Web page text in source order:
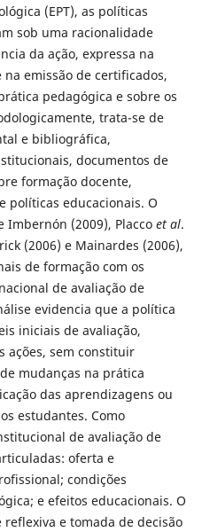
(EPT), as políticas
sob uma racionalidade
da ação, expressa na
emissão de certificados,
pedagógica e sobre os
trata-se de
e bibliográfica,
documentos de
formação docente,
políticas educacionais. O
(2009), Placco et al.
(2006) e Mainardes (2006),
de formação com os
de avaliação de
evidencia que a política
iniciais de avaliação,
ações, sem constituir
mudanças na prática
das aprendizagens ou
estudantes. Como
de avaliação de
oferta e
condições
e efeitos educacionais. O
e tomada de decisão